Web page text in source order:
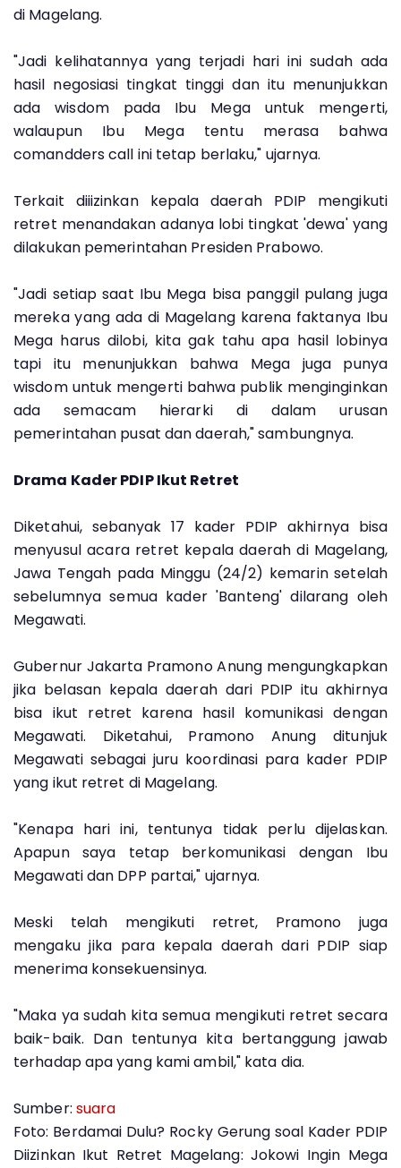
di Magelang.
"Jadi kelihatannya yang terjadi hari ini sudah ada
hasil negosiasi tingkat tinggi dan itu menunjukkan
ada wisdom pada Ibu Mega untuk mengerti,
walaupun Ibu Mega tentu merasa bahwa
comandders call ini tetap berlaku," ujarnya.
Terkait diiizinkan kepala daerah PDIP mengikuti
retret menandakan adanya lobi tingkat 'dewa' yang
dilakukan pemerintahan Presiden Prabowo.
"Jadi setiap saat Ibu Mega bisa panggil pulang juga
mereka yang ada di Magelang karena faktanya Ibu
Mega harus dilobi, kita gak tahu apa hasil lobinya
tapi itu menunjukkan bahwa Mega juga punya
wisdom untuk mengerti bahwa publik menginginkan
ada semacam hierarki di dalam urusan
pemerintahan pusat dan daerah," sambungnya.
Drama Kader PDIP Ikut Retret
Diketahui, sebanyak 17 kader PDIP akhirnya bisa
menyusul acara retret kepala daerah di Magelang,
Jawa Tengah pada Minggu (24/2) kemarin setelah
sebelumnya semua kader 'Banteng' dilarang oleh
Megawati.
Gubernur Jakarta Pramono Anung mengungkapkan
jika belasan kepala daerah dari PDIP itu akhirnya
bisa ikut retret karena hasil komunikasi dengan
Megawati. Diketahui, Pramono Anung ditunjuk
Megawati sebagai juru koordinasi para kader PDIP
yang ikut retret di Magelang.
"Kenapa hari ini, tentunya tidak perlu dijelaskan.
Apapun saya tetap berkomunikasi dengan Ibu
Megawati dan DPP partai," ujarnya.
Meski telah mengikuti retret, Pramono juga
mengaku jika para kepala daerah dari PDIP siap
menerima konsekuensinya.
"Maka ya sudah kita semua mengikuti retret secara
baik-baik. Dan tentunya kita bertanggung jawab
terhadap apa yang kami ambil," kata dia.
Sumber: suara
Foto: Berdamai Dulu? Rocky Gerung soal Kader PDIP
Diizinkan Ikut Retret Magelang: Jokowi Ingin Mega